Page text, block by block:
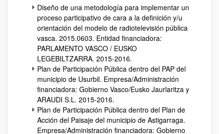
Diseño de una metodología para implementar un
proceso participativo de cara a la definición y/u
orientación del modelo de radiotelevisión pública
vasca. 2015.0603. Entidad financiadora:
PARLAMENTO VASCO / EUSKO
LEGEBILTZARRA. 2015-2016.
Plan de Participación Pública dentro del PAP del
municipio de Usurbil. Empresa/Administración
financiadora: Gobierno Vasco/Eusko Jaurlaritza y
ARAUDI S.L. 2015-2016.
Plan de Participación Pública dentro del Plan de
Acción del Paisaje del municipio de Astigarraga.
Empresa/Administración financiadora: Gobierno